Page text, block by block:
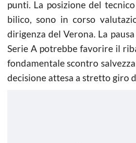
punti. La posizione del tecnico
bilico, sono in corso
dirigenza del Verona. La
Serie A potrebbe favorire il
fondamentale scontro
decisione attesa a stretto giro